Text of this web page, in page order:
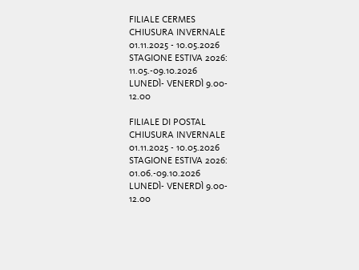
FILIALE CERMES
CHIUSURA INVERNALE
01.11.2025 - 10.05.2026
STAGIONE ESTIVA 2026:
11.05.-09.10.2026
LUNEDÌ- VENERDÌ 9.00-
12.00
FILIALE DI POSTAL
CHIUSURA INVERNALE
01.11.2025 - 10.05.2026
STAGIONE ESTIVA 2026:
01.06.-09.10.2026
LUNEDÌ- VENERDÌ 9.00-
12.00